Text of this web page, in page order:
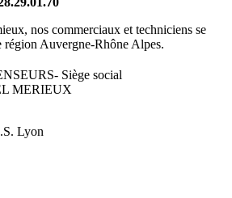
nos commerciaux et techniciens se
région Auvergne-Rhône Alpes.
Siège social
MERIEUX
Lyon